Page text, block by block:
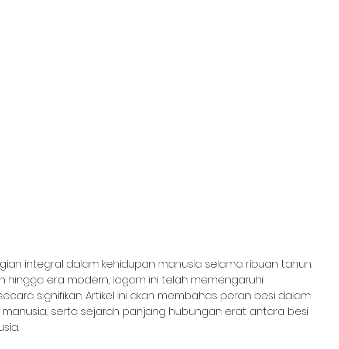
integral dalam kehidupan manusia selama ribuan tahun.
hingga era modern, logam ini telah memengaruhi
signifikan. Artikel ini akan membahas peran besi dalam
serta sejarah panjang hubungan erat antara besi